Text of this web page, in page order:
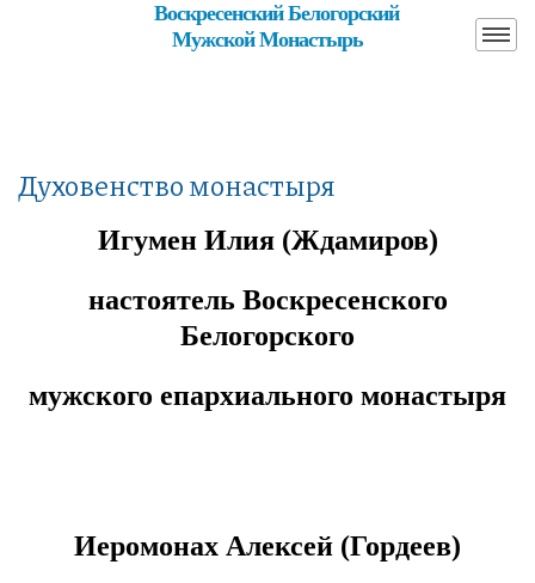
Воскресенский Белогорский
Мужской Монастырь
Духовенство монастыря
Игумен Илия (Ждамиров)
настоятель Воскресенского
Белогорского
мужского епархиального монастыря
Иеромонах Алексей (Гордеев)